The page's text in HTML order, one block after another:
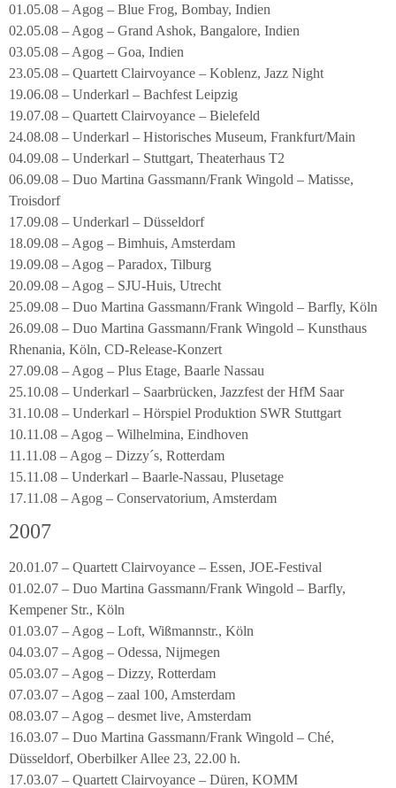
01.05.08 – Agog – Blue Frog, Bombay, Indien
02.05.08 – Agog – Grand Ashok, Bangalore, Indien
03.05.08 – Agog – Goa, Indien
23.05.08 – Quartett Clairvoyance – Koblenz, Jazz Night
19.06.08 – Underkarl – Bachfest Leipzig
19.07.08 – Quartett Clairvoyance – Bielefeld
24.08.08 – Underkarl – Historisches Museum, Frankfurt/Main
04.09.08 – Underkarl – Stuttgart, Theaterhaus T2
06.09.08 – Duo Martina Gassmann/Frank Wingold – Matisse,
Troisdorf
17.09.08 – Underkarl – Düsseldorf
18.09.08 – Agog – Bimhuis, Amsterdam
19.09.08 – Agog – Paradox, Tilburg
20.09.08 – Agog – SJU-Huis, Utrecht
25.09.08 – Duo Martina Gassmann/Frank Wingold – Barfly, Köln
26.09.08 – Duo Martina Gassmann/Frank Wingold – Kunsthaus
Rhenania, Köln, CD-Release-Konzert
27.09.08 – Agog – Plus Etage, Baarle Nassau
25.10.08 – Underkarl – Saarbrücken, Jazzfest der HfM Saar
31.10.08 – Underkarl – Hörspiel Produktion SWR Stuttgart
10.11.08 – Agog – Wilhelmina, Eindhoven
11.11.08 – Agog – Dizzy´s, Rotterdam
15.11.08 – Underkarl – Baarle-Nassau, Plusetage
17.11.08 – Agog – Conservatorium, Amsterdam
2007
20.01.07 – Quartett Clairvoyance – Essen, JOE-Festival
01.02.07 – Duo Martina Gassmann/Frank Wingold – Barfly,
Kempener Str., Köln
01.03.07 – Agog – Loft, Wißmannstr., Köln
04.03.07 – Agog – Odessa, Nijmegen
05.03.07 – Agog – Dizzy, Rotterdam
07.03.07 – Agog – zaal 100, Amsterdam
08.03.07 – Agog – desmet live, Amsterdam
16.03.07 – Duo Martina Gassmann/Frank Wingold – Ché,
Düsseldorf, Oberbilker Allee 23, 22.00 h.
17.03.07 – Quartett Clairvoyance – Düren, KOMM